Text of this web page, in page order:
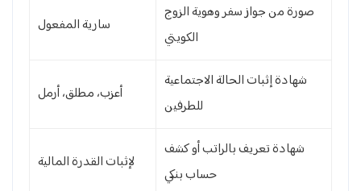
صورة من جواز سفر وهوية الزوج
الكويتي
سارية المفعول
شهادة إثبات الحالة الاجتماعية
للطرفين
أعزب، مطلق، أرمل
شهادة تعريف بالراتب أو كشف
حساب بنكي
لإثبات القدرة المالية